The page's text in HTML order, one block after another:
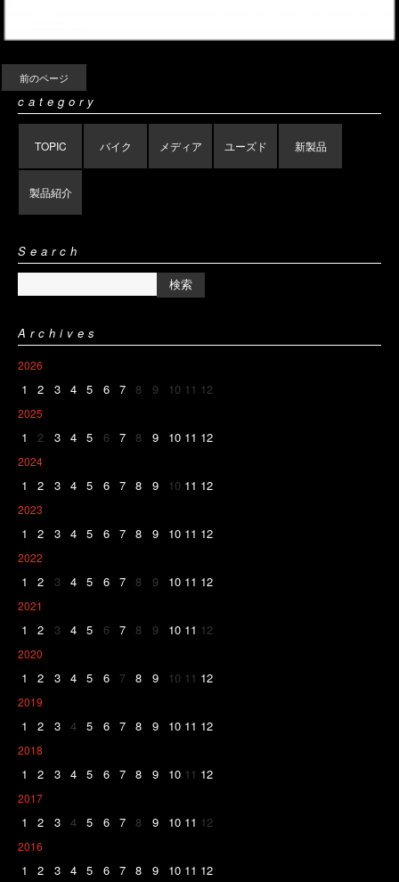
前のページ
category
TOPIC バイク メディア ユーズド 新製品
製品紹介
Search
Archives
2026
1 2 3 4 5 6 7 8 9 10 11 12
2025
1 2 3 4 5 6 7 8 9 10 11 12
2024
1 2 3 4 5 6 7 8 9 10 11 12
2023
1 2 3 4 5 6 7 8 9 10 11 12
2022
1 2 3 4 5 6 7 8 9 10 11 12
2021
1 2 3 4 5 6 7 8 9 10 11 12
2020
1 2 3 4 5 6 7 8 9 10 11 12
2019
1 2 3 4 5 6 7 8 9 10 11 12
2018
1 2 3 4 5 6 7 8 9 10 11 12
2017
1 2 3 4 5 6 7 8 9 10 11 12
2016
1 2 3 4 5 6 7 8 9 10 11 12